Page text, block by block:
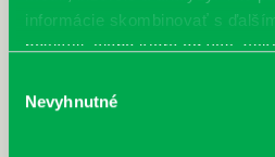
informácie skombinovať s
poskytli, alebo ktoré od vás
súhlasu
Nevyhnutné